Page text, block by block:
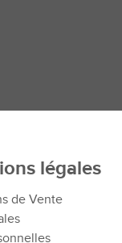
légales
de Vente